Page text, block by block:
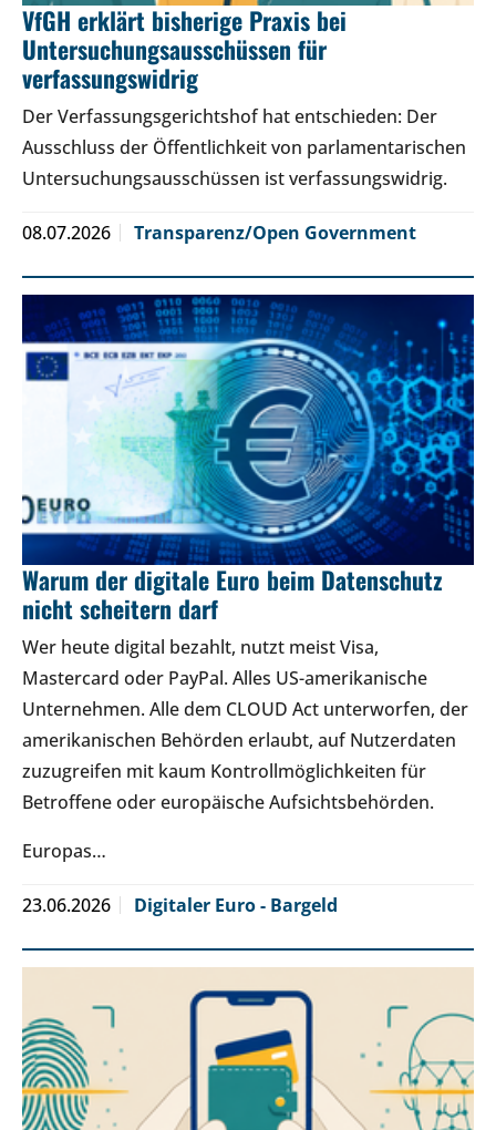
VfGH erklärt bisherige Praxis bei
Untersuchungsausschüssen für
verfassungswidrig
Der Verfassungsgerichtshof hat entschieden: Der
Ausschluss der Öffentlichkeit von parlamentarischen
Untersuchungsausschüssen ist verfassungswidrig.
08.07.2026 Transparenz/Open Government
Warum der digitale Euro beim Datenschutz
nicht scheitern darf
Wer heute digital bezahlt, nutzt meist Visa,
Mastercard oder PayPal. Alles US-amerikanische
Unternehmen. Alle dem CLOUD Act unterworfen, der
amerikanischen Behörden erlaubt, auf Nutzerdaten
zuzugreifen mit kaum Kontrollmöglichkeiten für
Betroffene oder europäische Aufsichtsbehörden.
Europas…
23.06.2026 Digitaler Euro - Bargeld